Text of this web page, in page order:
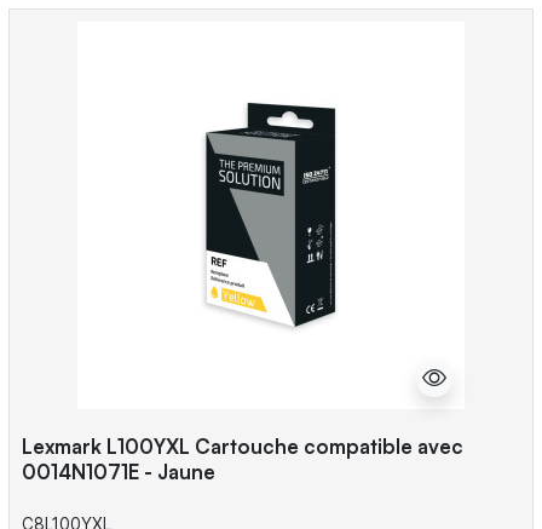
Lexmark L100YXL Cartouche compatible avec
0014N1071E - Jaune
C8L100YXL